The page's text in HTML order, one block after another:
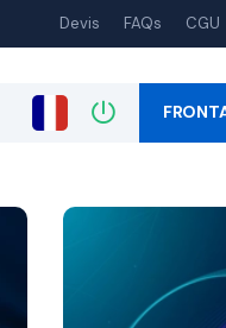
Devis FAQs CGU